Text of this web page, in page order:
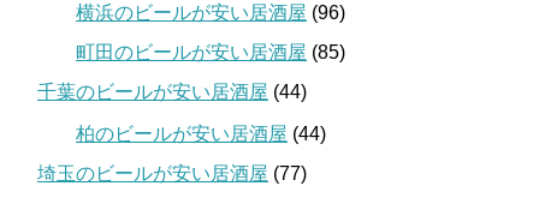
横浜のビールが安い居酒屋 (96)
町田のビールが安い居酒屋 (85)
千葉のビールが安い居酒屋 (44)
柏のビールが安い居酒屋 (44)
埼玉のビールが安い居酒屋 (77)